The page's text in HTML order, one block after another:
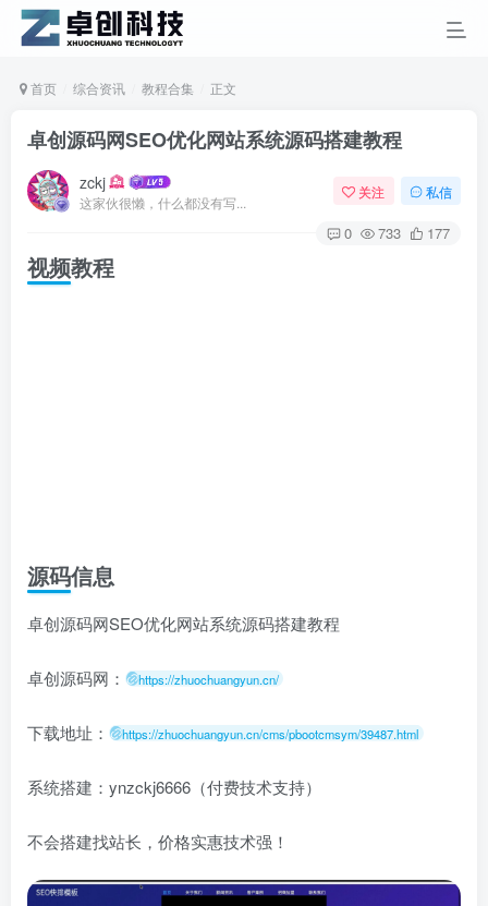
首页 综合资讯 教程合集 正文
卓创源码网SEO优化网站系统源码搭建教程
zckj
这家伙很懒，什么都没有写...
关注 私信
0 733 177
视频教程
源码信息
卓创源码网SEO优化网站系统源码搭建教程
卓创源码网： https://zhuochuangyun.cn/
下载地址： https://zhuochuangyun.cn/cms/pbootcmsym/39487.html
系统搭建：ynzckj6666（付费技术支持）
不会搭建找站长，价格实惠技术强！